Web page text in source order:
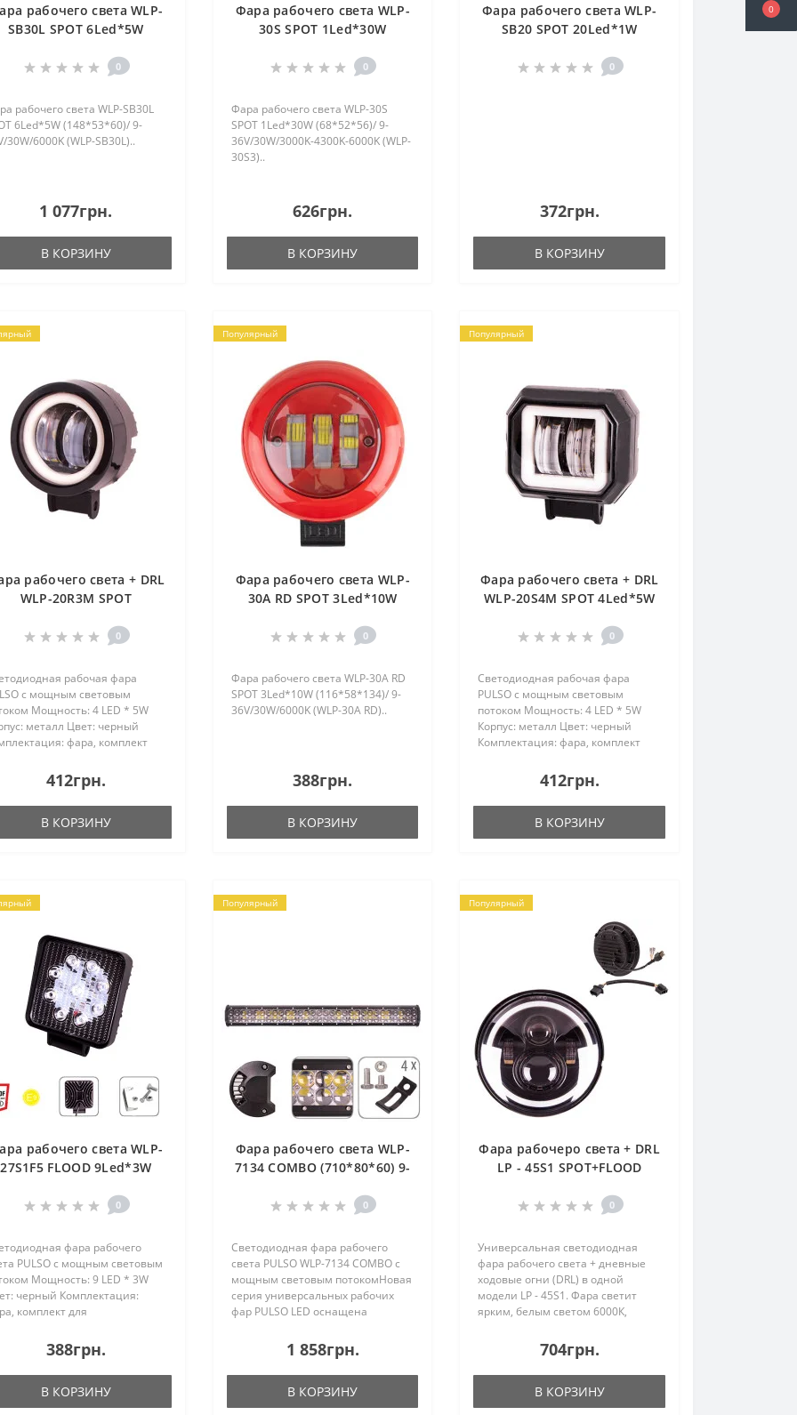
0
рабочего света WLP-
SB30L SPOT 6Led*5W
6000K (WLP-SB30L)
0
рабочего света WLP-SB30L
6Led*5W (148*53*60)/ 9-
30W/6000K (WLP-SB30L)..
1 077грн.
В КОРЗИНУ
Фара рабочего света WLP-
30S SPOT 1Led*30W
4300K-6000K (WLP-30S3)
0
Фара рабочего света WLP-30S
SPOT 1Led*30W (68*52*56)/ 9-
36V/30W/3000K-4300K-6000K (WLP-
30S3)..
626грн.
В КОРЗИНУ
Фара рабочего света WLP-
SB20 SPOT 20Led*1W
6000K (WLP-SB20)
0
372грн.
В КОРЗИНУ
рабочего света + DRL
WLP-20R3M SPOT
6000K (WLP-20R3M)
0
рабочая фара
с мощным световым
Мощность: 4 LED * 5W
металл Цвет: черный
фара, комплект
рабочих фар
LED оснащена
уст..
412грн.
В КОРЗИНУ
Популярный
Фара рабочего света WLP-
30A RD SPOT 3Led*10W
6000K (WLP-30A RD)
0
Фара рабочего света WLP-30A RD
SPOT 3Led*10W (116*58*134)/ 9-
36V/30W/6000K (WLP-30A RD)..
388грн.
В КОРЗИНУ
Популярный
Фара рабочего света + DRL
WLP-20S4M SPOT 4Led*5W
6000K (WLP-20S4M)
0
Светодиодная рабочая фара
PULSO с мощным световым
потоком Мощность: 4 LED * 5W
Корпус: металл Цвет: черный
Комплектация: фара, комплект
универсальных рабочих фар
PULSO LED оснащена
высокоэффективными
всетодиодами.Светодиоды уст..
412грн.
В КОРЗИНУ
рабочего света WLP-
27S1F5 FLOOD 9Led*3W
30V/27W/6000K (WLP-
0
фара рабочего
PULSO с мощным световым
Мощность: 9 LED * 3W
черный Комплектация:
комплект для
рабочих фар
LED оснащена
388грн.
В КОРЗИНУ
Популярный
Фара рабочего света WLP-
7134 COMBO (710*80*60) 9-
0
Светодиодная фара рабочего
света PULSO WLP-7134 COMBO с
мощным световым потокомНовая
серия универсальных рабочих
фар PULSO LED оснащена
сетодиодами.Светодиоды
установлены в алюминиевый
корпус для создания
оптимальных условий работы..
1 858грн.
В КОРЗИНУ
Популярный
Фара рабочеро света + DRL
LP - 45S1 SPOT+FLOOD
30V/45W/6000K (LP - 45S1)
0
Универсальная светодиодная
фара рабочего света + дневные
ходовые огни (DRL) в одной
модели LP - 45S1. Фара светит
ярким, белым светом 6000К,
чипах, разработанных для
автомобильной
промышленности. Благодаря
специальным 6..
704грн.
В КОРЗИНУ